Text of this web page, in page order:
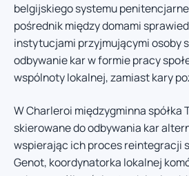
belgijskiego systemu
pośrednik między domami
instytucjami przyjmującymi osoby
odbywanie kar w formie pracy
wspólnoty lokalnej, zamiast kary
W Charleroi międzygminna spółka
skierowane do odbywania kar
wspierając ich proces reintegracji
Genot, koordynatorka lokalnej